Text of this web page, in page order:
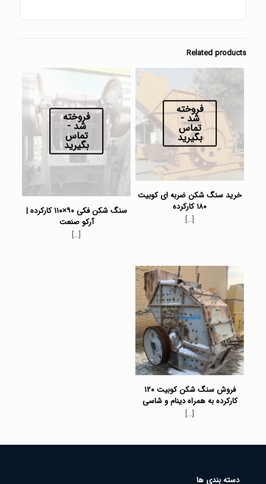
Related products
فروخته
شد -
تماس
بگیرید
خرید سنگ شکن ضربه ای کوبیت
۱۸۰ کارکرده
[…]
فروخته
شد -
تماس
بگیرید
سنگ شکن فکی ۹۰×۱۱۰ کارکرده |
آرکو صنعت
[…]
فروش سنگ شکن کوبیت ۱۲۰
کارکرده به همراه دینام و شاسی
[…]
دسته بندی ها